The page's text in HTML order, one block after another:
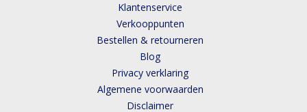
Klantenservice
Verkooppunten
Bestellen & retourneren
Blog
Privacy verklaring
Algemene voorwaarden
Disclaimer